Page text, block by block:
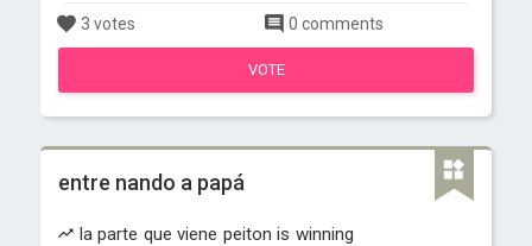
3 votes 0 comments
VOTE
entre nando a papá
la parte que viene peiton is winning